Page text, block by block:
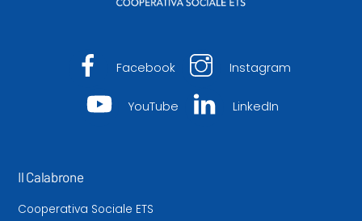
Facebook Instagram
YouTube LinkedIn
Il Calabrone
Cooperativa Sociale ETS